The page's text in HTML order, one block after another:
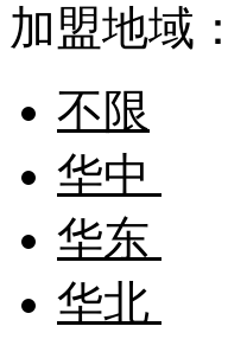
加盟地域：
不限
华中
华东
华北